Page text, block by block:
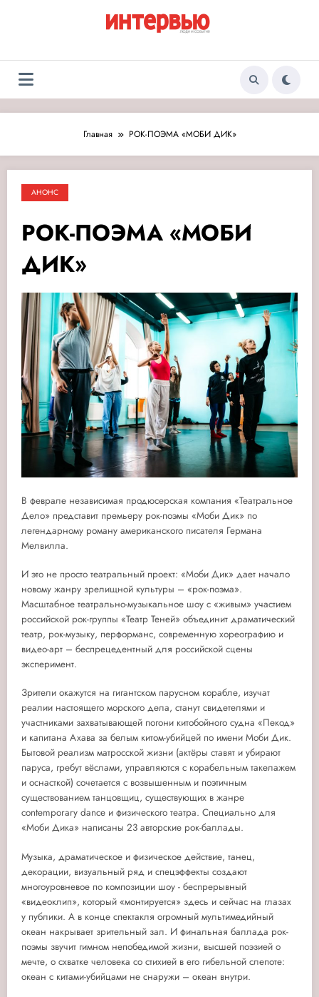
Журнал «Интервью:
Люди и события»
Люди и события
Главная РОК-ПОЭМА «МОБИ ДИК»
АНОНС
РОК-ПОЭМА «МОБИ
ДИК»
В феврале независимая продюсерская компания «Театральное
Дело» представит премьеру рок-поэмы «Моби Дик» по
легендарному роману американского писателя Германа
Мелвилла.
И это не просто театральный проект: «Моби Дик» дает начало
новому жанру зрелищной культуры – «рок-поэма».
Масштабное театрально-музыкальное шоу с «живым» участием
российской рок-группы «Театр Теней» объединит драматический
театр, рок-музыку, перформанс, современную хореографию и
видео-арт – беспрецедентный для российской сцены
эксперимент.
Зрители окажутся на гигантском парусном корабле, изучат
реалии настоящего морского дела, станут свидетелями и
участниками захватывающей погони китобойного судна «Пекод»
и капитана Ахава за белым китом-убийцей по имени Моби Дик.
Бытовой реализм матросской жизни (актёры ставят и убирают
паруса, гребут вёслами, управляются с корабельным такелажем
и оснасткой) сочетается с возвышенным и поэтичным
существованием танцовщиц, существующих в жанре
contemporary dance и физического театра. Специально для
«Моби Дика» написаны 23 авторские рок-баллады.
Музыка, драматическое и физическое действие, танец,
декорации, визуальный ряд и спецэффекты создают
многоуровневое по композиции шоу - беспрерывный
«видеоклип», который «монтируется» здесь и сейчас на глазах
у публики. А в конце спектакля огромный мультимедийный
океан накрывает зрительный зал. И финальная баллада рок-
поэмы звучит гимном непобедимой жизни, высшей поэзией о
мечте, о схватке человека со стихией в его гибельной слепоте:
океан с китами-убийцами не снаружи – океан внутри.